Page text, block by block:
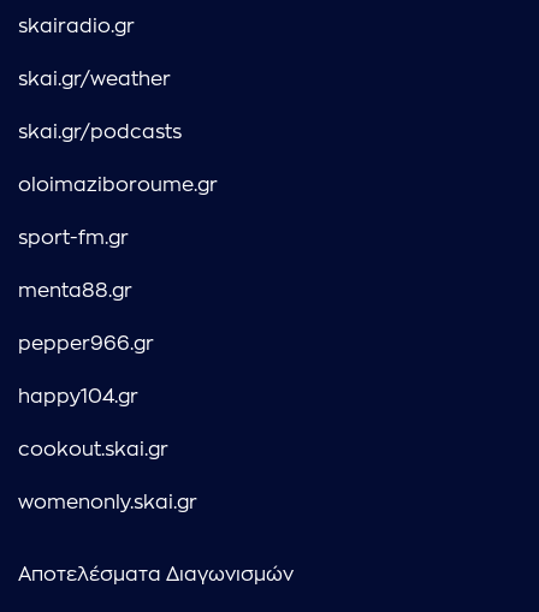
skairadio.gr
skai.gr/weather
skai.gr/podcasts
oloimaziboroume.gr
sport-fm.gr
menta88.gr
pepper966.gr
happy104.gr
cookout.skai.gr
womenonly.skai.gr
Αποτελέσματα Διαγωνισμών